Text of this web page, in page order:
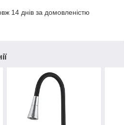
14 днів за домовленістю